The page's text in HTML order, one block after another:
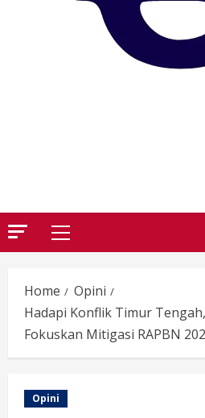
Primary
Home
Opini
Hadapi Konflik Timur
Fokuskan Mitigasi RAPBN
Opini